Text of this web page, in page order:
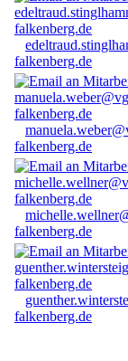
falkenberg.de
falkenberg.de
falkenberg.de
falkenberg.de